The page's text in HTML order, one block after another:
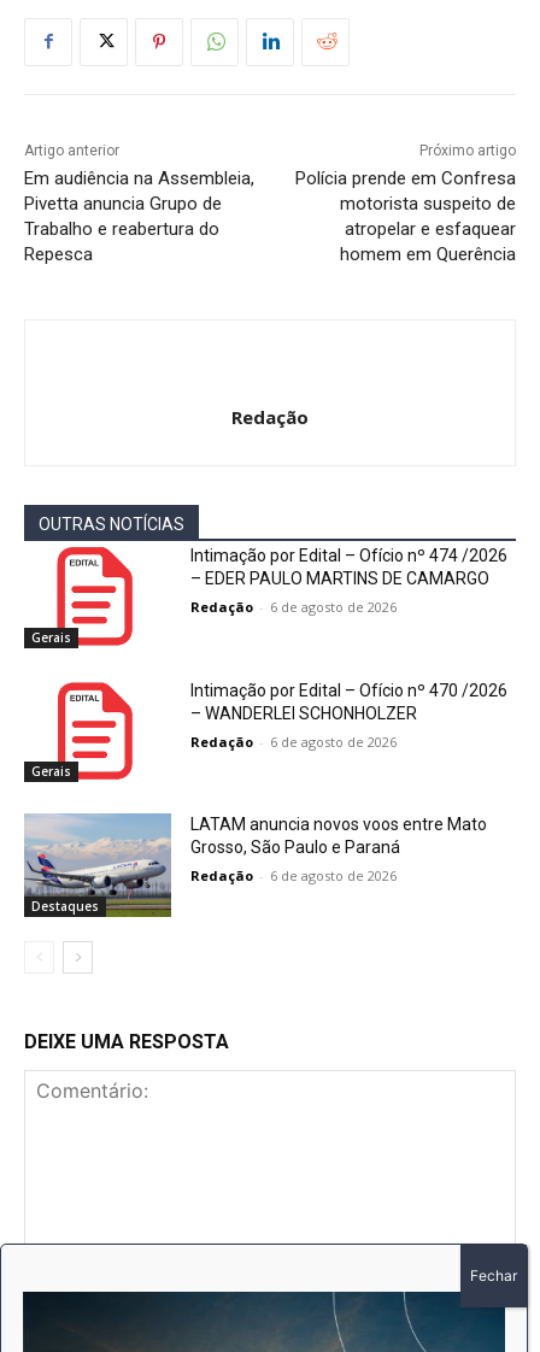
Artigo anterior
Em audiência na Assembleia,
Pivetta anuncia Grupo de
Trabalho e reabertura do
Repesca
Próximo artigo
Polícia prende em Confresa
motorista suspeito de
atropelar e esfaquear
homem em Querência
Redação
OUTRAS NOTÍCIAS
Gerais
Intimação por Edital – Ofício nº 474 /2026
– EDER PAULO MARTINS DE CAMARGO
Redação - 6 de agosto de 2026
Gerais
Intimação por Edital – Ofício nº 470 /2026
– WANDERLEI SCHONHOLZER
Redação - 6 de agosto de 2026
Destaques
LATAM anuncia novos voos entre Mato
Grosso, São Paulo e Paraná
Redação - 6 de agosto de 2026
DEIXE UMA RESPOSTA